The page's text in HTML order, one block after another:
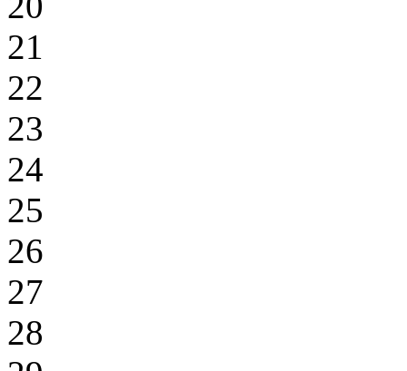
21
22
23
24
25
26
27
28